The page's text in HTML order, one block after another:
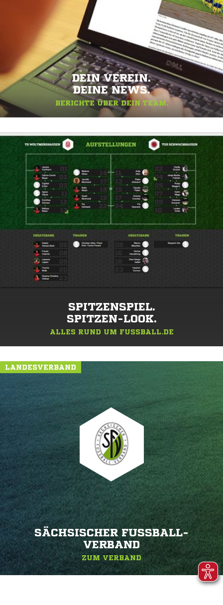
DEIN VEREIN.
DEINE NEWS.
BERICHTE ÜBER DEIN TEAM.
SPITZENSPIEL.
SPITZEN-LOOK.
ALLES RUND UM FUSSBALL.DE
LANDESVERBAND
SÄCHSISCHER FUSSBALL-V
ERBAND
ZUM VERBAND